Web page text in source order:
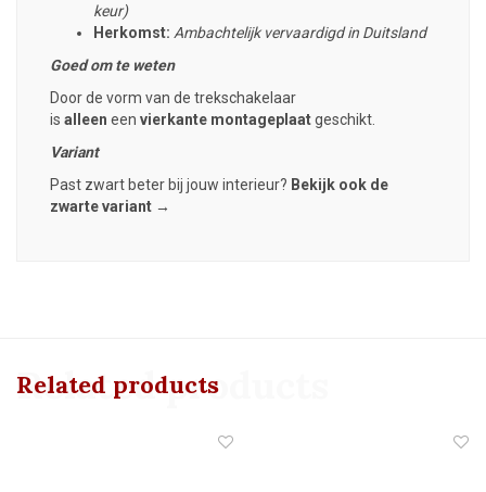
keur)
Herkomst: Ambachtelijk vervaardigd in Duitsland
Goed om te weten
Door de vorm van de trekschakelaar
is alleen een vierkante montageplaatgeschikt.
Variant
Past zwart beter bij jouw interieur? Bekijk ook de
zwarte variant →
Related products
Related products